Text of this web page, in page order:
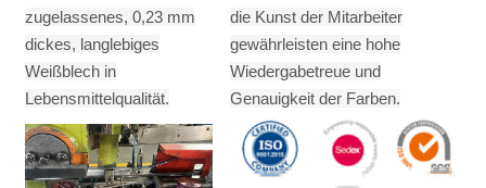
zugelassenes, 0,23 mm
dickes, langlebiges
Weißblech in
Lebensmittelqualität.
die Kunst der Mitarbeiter
gewährleisten eine hohe
Wiedergabetreue und
Genauigkeit der Farben.